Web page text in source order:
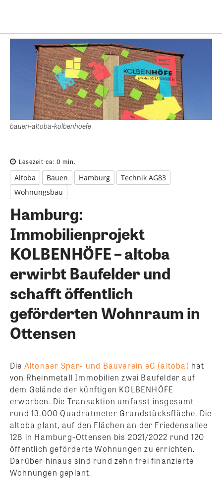
bauen-altoba-kolbenhoefe
Lesezeit ca: 0 min.
Altoba Bauen Hamburg
Technik AG83
Wohnungsbau
Hamburg:
Immobilienprojekt
KOLBENHÖFE – altoba
erwirbt Baufelder und
schafft öffentlich
geförderten Wohnraum in
Ottensen
Die Altonaer Spar- und Bauverein eG (altoba) hat
von Rheinmetall Immobilien zwei Baufelder auf
dem Gelände der künftigen KOLBENHÖFE
erworben. Die Transaktion umfasst insgesamt
rund 13.000 Quadratmeter Grundstücksfläche. Die
altoba plant, auf den Flächen an der Friedensallee
128 in Hamburg-Ottensen bis 2021/2022 rund 120
öffentlich geförderte Wohnungen zu errichten.
Darüber hinaus sind rund zehn frei finanzierte
Wohnungen geplant.